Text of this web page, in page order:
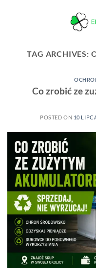
TAG ARCHIVES:
Co zrobić ze
POSTED ON 10